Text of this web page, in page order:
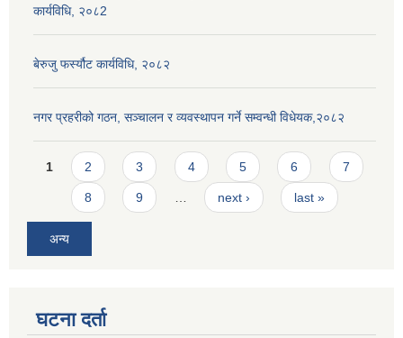
कार्यविधि, २०८2
बेरुजु फर्स्यौट कार्यविधि, २०८२
नगर प्रहरीको गठन, सञ्चालन र व्यवस्थापन गर्ने सम्वन्धी विधेयक,२०८२
Pages
1 2 3 4 5 6 7
8 9 next › last »
अन्य
घटना दर्ता